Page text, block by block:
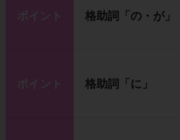
ポイント 格助詞「の・が」
ポイント 格助詞「に」